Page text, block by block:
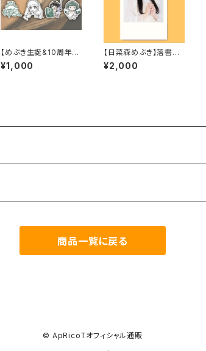
【めぶき生誕&10周年】
ダイカットシール
¥1,000
【日菜森めぶき】落書き
チェキ
¥2,000
商品一覧に戻る
© ApRicoTオフィシャル通販